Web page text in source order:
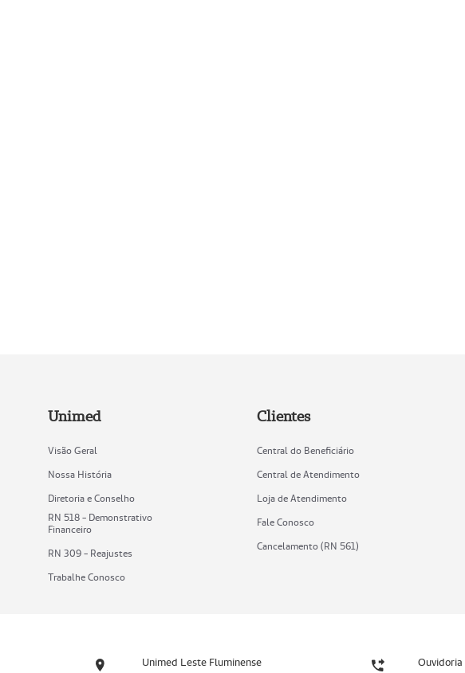
Unimed
Visão Geral
Nossa História
Diretoria e Conselho
RN 518 - Demonstrativo
Financeiro
RN 309 - Reajustes
Trabalhe Conosco
Clientes
Central do Beneficiário
Central de Atendimento
Loja de Atendimento
Fale Conosco
Cancelamento (RN 561)
Unimed Leste Fluminense Ouvidoria